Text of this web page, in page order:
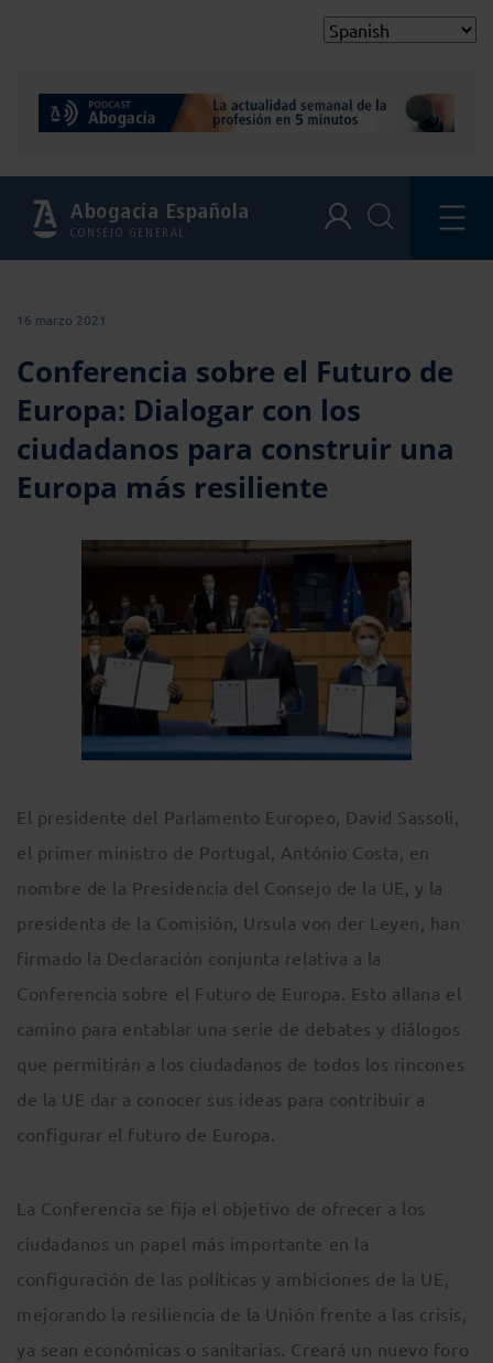
Abogacía Española
CONSEJO GENERAL
16 marzo 2021
Conferencia sobre el Futuro de
Europa: Dialogar con los
ciudadanos para construir una
Europa más resiliente
El presidente del Parlamento Europeo, David Sassoli,
el primer ministro de Portugal, António Costa, en
nombre de la Presidencia del Consejo de la UE, y la
presidenta de la Comisión, Ursula von der Leyen, han
firmado la Declaración conjunta relativa a la
Conferencia sobre el Futuro de Europa. Esto allana el
camino para entablar una serie de debates y diálogos
que permitirán a los ciudadanos de todos los rincones
de la UE dar a conocer sus ideas para contribuir a
configurar el futuro de Europa.
La Conferencia se fija el objetivo de ofrecer a los
ciudadanos un papel más importante en la
configuración de las políticas y ambiciones de la UE,
mejorando la resiliencia de la Unión frente a las crisis,
ya sean económicas o sanitarias. Creará un nuevo foro